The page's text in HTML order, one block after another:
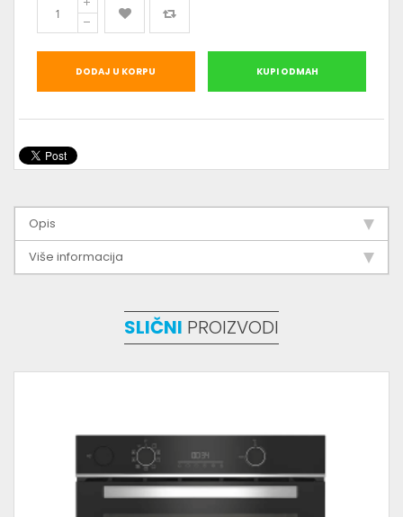
DODAJ U KORPU KUPI ODMAH
Opis
Više informacija
SLIČNI PROIZVODI